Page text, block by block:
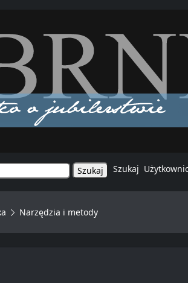
Szukaj
Narzędzia i metody